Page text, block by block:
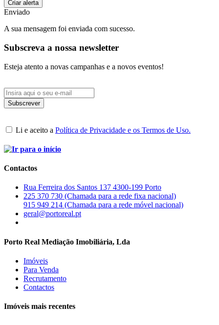
Enviado
A sua mensagem foi enviada com sucesso.
Subscreva a nossa newsletter
Esteja atento a novas campanhas e a novos eventos!
Li e aceito a Política de Privacidade e os Termos de Uso.
Contactos
Rua Ferreira dos Santos 137 4300-199 Porto
225 370 730 (Chamada para a rede fixa nacional)
915 949 214 (Chamada para a rede móvel nacional)
geral@portoreal.pt
Porto Real Mediação Imobiliária, Lda
Imóveis
Para Venda
Recrutamento
Contactos
Imóveis mais recentes